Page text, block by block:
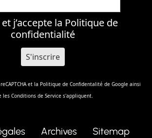
et j’accepte la Politique de
confidentialité
et la Politique de Confidentalité de Google ainsi
les Conditions de Service s'appliquent.
Archives
Sitemap